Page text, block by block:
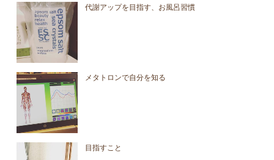
代謝アップを目指す、お風呂習慣
メタトロンで自分を知る
目指すこと